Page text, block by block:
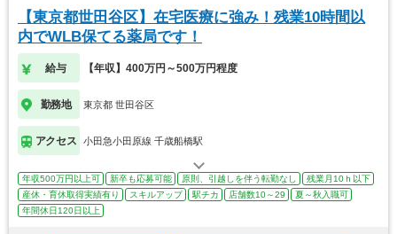
【東京都世田谷区】在宅医療に強み！残業10時間以
内でWLB保てる薬局です！
給与 【年収】400万円～500万円程度
勤務地 東京都 世田谷区
アクセス 小田急小田原線 千歳船橋駅
年収500万円以上可 新卒も応募可能 原則、引越しを伴う転勤なし
残業月10ｈ以下
産休・育休取得実績有り
スキルアップ 駅チカ 店舗数10～29
夏～秋入職可
年間休日120日以上